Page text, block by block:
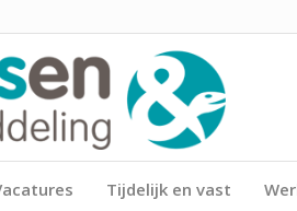
Tijdelijk en vast